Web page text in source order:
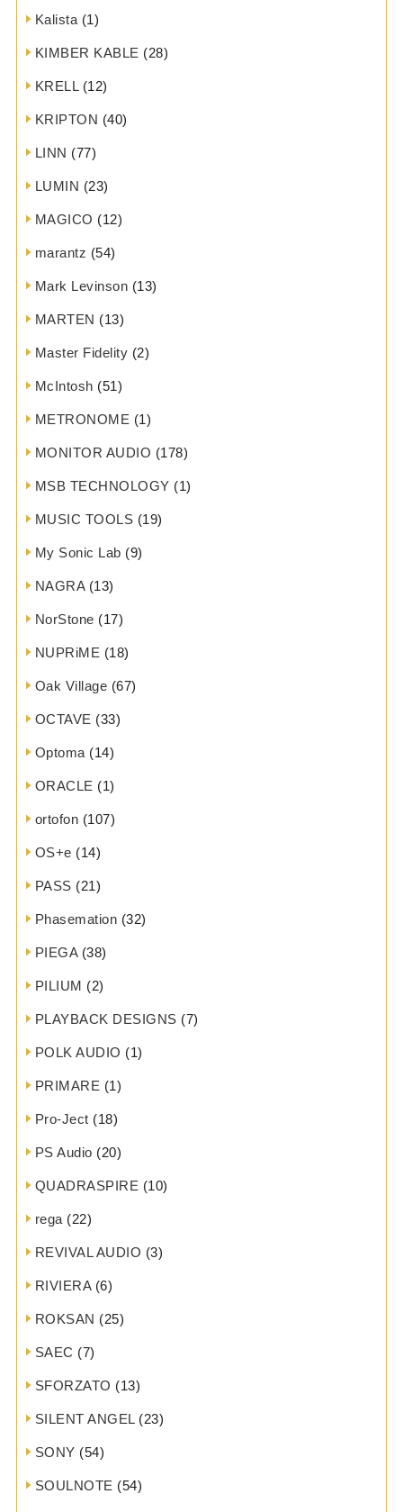
Kalista (1)
KIMBER KABLE (28)
KRELL(12)
KRIPTON (40)
LINN (77)
LUMIN (23)
MAGICO (12)
marantz (54)
Mark Levinson (13)
MARTEN (13)
Master Fidelity (2)
McIntosh (51)
METRONOME (1)
MONITOR AUDIO (178)
MSB TECHNOLOGY (1)
MUSIC TOOLS (19)
My Sonic Lab (9)
NAGRA(13)
NorStone (17)
NUPRiME (18)
Oak Village (67)
OCTAVE (33)
Optoma (14)
ORACLE (1)
ortofon (107)
OS+e (14)
PASS (21)
Phasemation (32)
PIEGA(38)
PILIUM (2)
PLAYBACK DESIGNS (7)
POLK AUDIO (1)
PRIMARE (1)
Pro-Ject (18)
PS Audio (20)
QUADRASPIRE (10)
rega (22)
REVIVAL AUDIO (3)
RIVIERA(6)
ROKSAN (25)
SAEC (7)
SFORZATO (13)
SILENT ANGEL(23)
SONY (54)
SOULNOTE (54)